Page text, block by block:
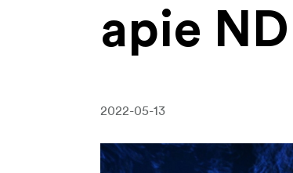
apie
2022-05-13